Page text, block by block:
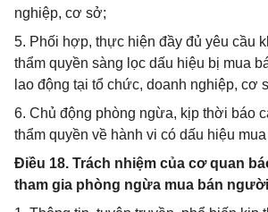
nghiệp, cơ sở;
5. Phối hợp, thực hiện đầy đủ yêu cầu
thẩm quyền sàng lọc dấu hiệu bị mua
lao động tại tổ chức, doanh nghiệp, cơ
6. Chủ động phòng ngừa, kịp thời báo
thẩm quyền về hành vi có dấu hiệu
Điều 18. Trách nhiệm của cơ quan
tham gia phòng ngừa mua bán người